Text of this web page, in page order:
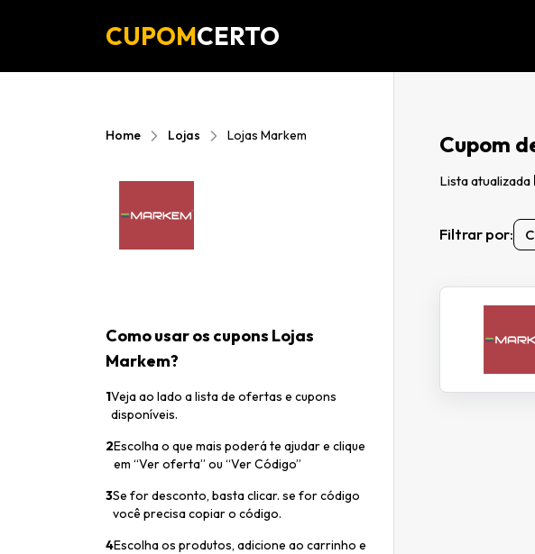
CUPOMCERTO
Home Lojas Lojas Markem
Como usar os cupons Lojas
Markem?
1Veja ao lado a lista de ofertas e cupons
disponíveis.
2Escolha o que mais poderá te ajudar e clique
em “Ver oferta” ou “Ver Código”
3Se for desconto, basta clicar. se for código
você precisa copiar o código.
4Escolha os produtos, adicione ao carrinho e
Cupom
Lista atualizada
Filtrar por: